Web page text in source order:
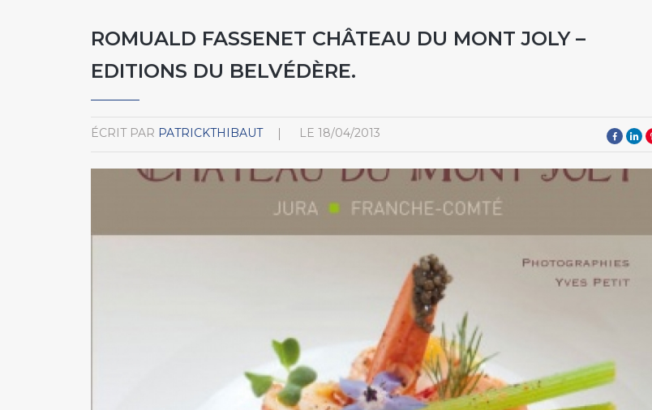
ROMUALD FASSENET CHÂTEAU DU MONT JOLY –
EDITIONS DU BELVÉDÈRE.
ÉCRIT PAR PATRICKTHIBAUT LE 18/04/2013